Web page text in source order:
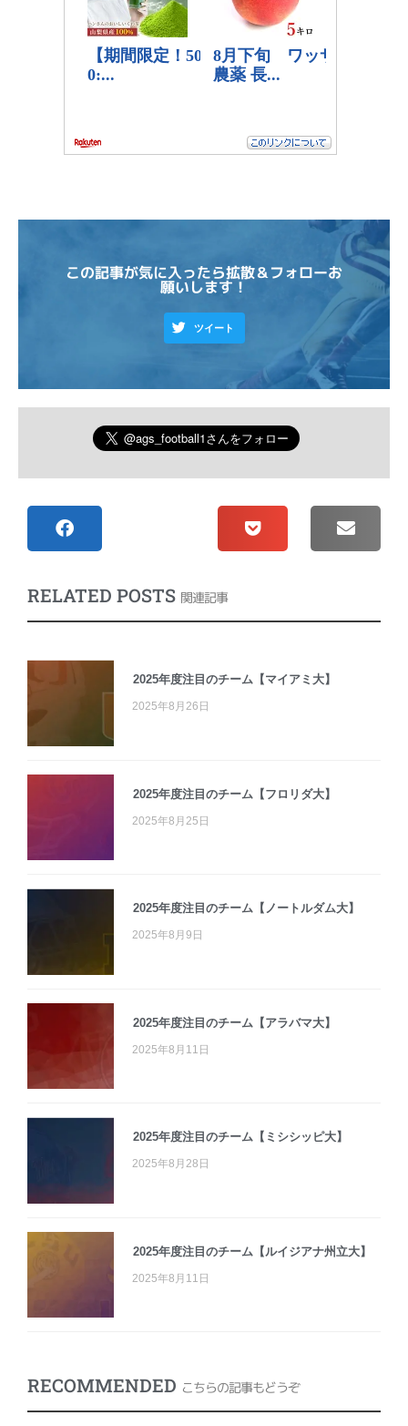
この記事が気に入ったら拡散＆フォローお
願いします！
ツイート
RELATED POSTS 関連記事
2025年度注目のチーム【マイアミ大】
2025年8月26日
2025年度注目のチーム【フロリダ大】
2025年8月25日
2025年度注目のチーム【ノートルダム大】
2025年8月9日
2025年度注目のチーム【アラバマ大】
2025年8月11日
2025年度注目のチーム【ミシシッピ大】
2025年8月28日
2025年度注目のチーム【ルイジアナ州立大】
2025年8月11日
RECOMMENDED こちらの記事もどうぞ